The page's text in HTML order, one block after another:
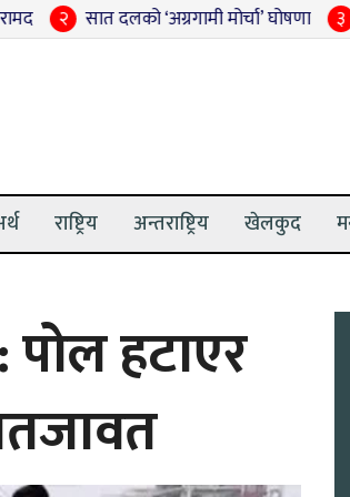
‘अग्रगामी मोर्चा’ घोषणा ३ अदालतबाट सजाय
राष्ट्रिय अन्तराष्ट्रिय खेलकुद
पोल हटाएर